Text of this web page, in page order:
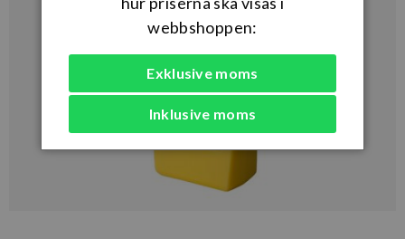
webbshoppen:
Exklusive moms
Inklusive moms